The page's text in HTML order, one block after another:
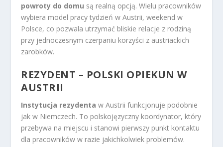
powroty do domu są realną opcją. Wielu pracowników
wybiera model pracy tydzień w Austrii, weekend w
Polsce, co pozwala utrzymać bliskie relacje z rodziną
przy jednoczesnym czerpaniu korzyści z austriackich
zarobków.
REZYDENT – POLSKI OPIEKUN W
AUSTRII
Instytucja rezydenta w Austrii funkcjonuje podobnie
jak w Niemczech. To polskojęzyczny koordynator, który
przebywa na miejscu i stanowi pierwszy punkt kontaktu
dla pracowników w razie jakichkolwiek problemów.